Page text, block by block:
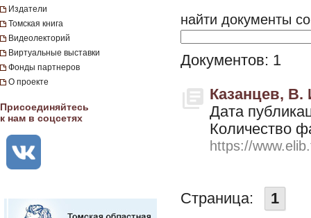
Издатели
Томская книга
Видеолекторий
Виртуальные выставки
Фонды партнеров
О проекте
Присоединяйтесь
к нам в соцсетях
найти документы
Документов: 1
Казанцев, В.
Дата
Количество
https://
Страница: 1